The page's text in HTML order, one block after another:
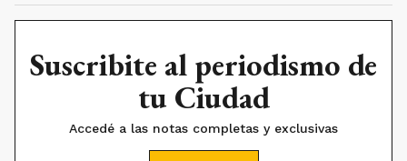
Suscribite al periodismo de
tu Ciudad
Accedé a las notas completas y exclusivas